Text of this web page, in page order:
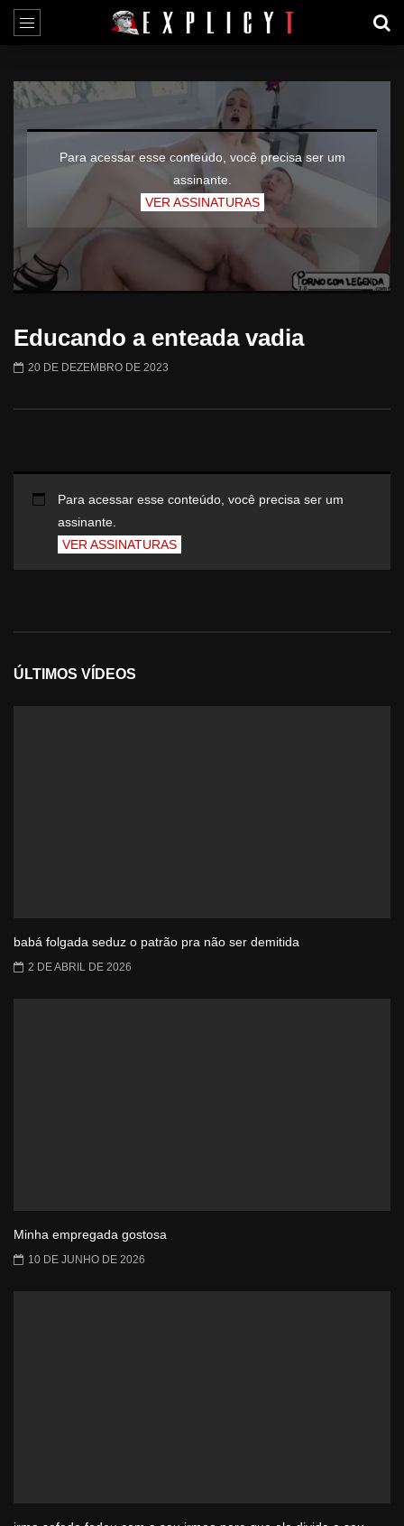
Para acessar esse conteúdo, você precisa ser um
assinante.
VER ASSINATURAS
Educando a enteada vadia
20 DE DEZEMBRO DE 2023
Para acessar esse conteúdo, você precisa ser um
assinante.
VER ASSINATURAS
ÚLTIMOS VÍDEOS
babá folgada seduz o patrão pra não ser demitida
2 DE ABRIL DE 2026
Minha empregada gostosa
10 DE JUNHO DE 2026